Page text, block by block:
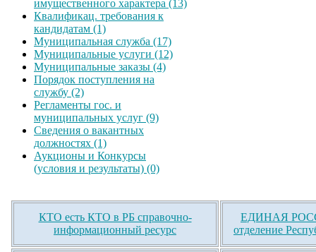
имущественного характера (13)
Квалификац. требования к
кандидатам (1)
Муниципальная служба (17)
Муниципальные услуги (12)
Муниципальные заказы (4)
Порядок поступления на
службу (2)
Регламенты гос. и
муниципальных услуг (9)
Сведения о вакантных
должностях (1)
Аукционы и Конкурсы
(условия и результаты) (0)
КТО есть КТО в РБ справочно-
информационный ресурс
ЕДИНАЯ
отделение